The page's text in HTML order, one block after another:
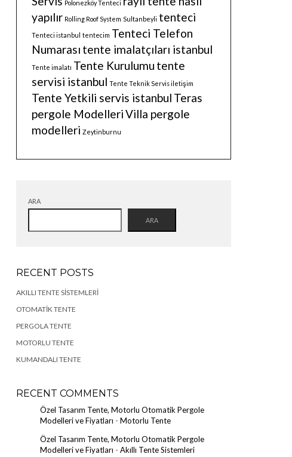
Polonezköy Tenteci
yapılır Rolling Roof System Sultanbeyli tenteci
Tenteci istanbul tentecim Tenteci Telefon
Numarası tente imalatçıları istanbul
Tente imalatı Tente Kurulumu tente
servisi istanbul Tente Teknik Servis iletişim
Tente Yetkili servis istanbul Teras
pergole ModelleriVilla pergole
modelleri Zeytinburnu
ARA
ARA
RECENT POSTS
AKILLI TENTE SISTEMLERI
OTOMATIK TENTE
PERGOLA TENTE
MOTORLU TENTE
KUMANDALI TENTE
RECENT COMMENTS
Özel Tasarım Tente, Motorlu Otomatik Pergole
Modelleri ve Fiyatları - Motorlu Tente
Özel Tasarım Tente, Motorlu Otomatik Pergole
Modelleri ve Fiyatları - Akıllı Tente Sistemleri